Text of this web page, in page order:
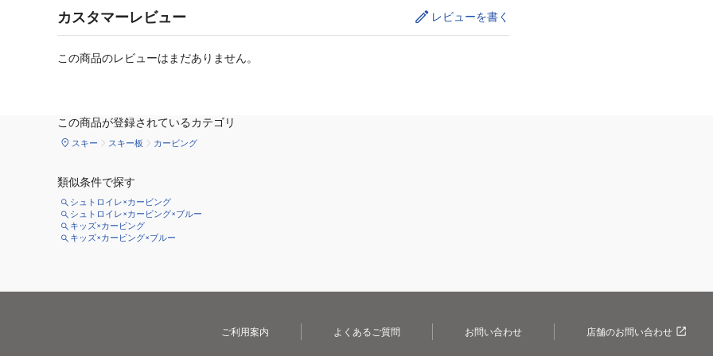
カスタマーレビュー レビューを書く
この商品のレビューはまだありません。
この商品が登録されているカテゴリ
スキー スキー板 カービング
類似条件で探す
シュトロイレ×カービング
シュトロイレ×カービング×ブルー
キッズ×カービング
キッズ×カービング×ブルー
ご利用案内 よくあるご質問 お問い合わせ 店舗のお問い合わせ